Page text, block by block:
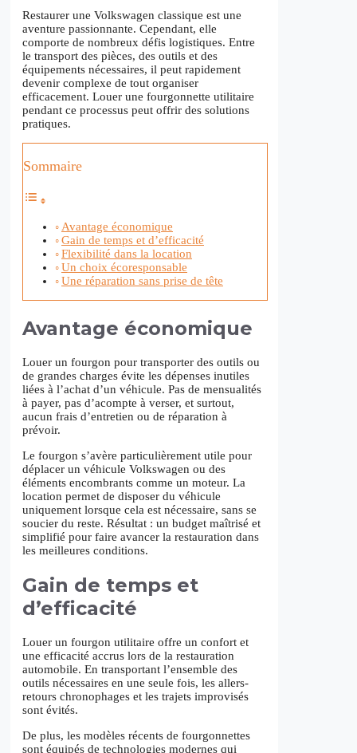
Restaurer une Volkswagen classique est une
aventure passionnante. Cependant, elle
comporte de nombreux défis logistiques. Entre
le transport des pièces, des outils et des
équipements nécessaires, il peut rapidement
devenir complexe de tout organiser
efficacement. Louer une fourgonnette utilitaire
pendant ce processus peut offrir des solutions
pratiques.
Sommaire
Avantage économique
Gain de temps et d’efficacité
Flexibilité dans la location
Un choix écoresponsable
Une réparation sans prise de tête
Avantage économique
Louer un fourgon pour transporter des outils ou
de grandes charges évite les dépenses inutiles
liées à l’achat d’un véhicule. Pas de mensualités
à payer, pas d’acompte à verser, et surtout,
aucun frais d’entretien ou de réparation à
prévoir.
Le fourgon s’avère particulièrement utile pour
déplacer un véhicule Volkswagen ou des
éléments encombrants comme un moteur. La
location permet de disposer du véhicule
uniquement lorsque cela est nécessaire, sans se
soucier du reste. Résultat : un budget maîtrisé et
simplifié pour faire avancer la restauration dans
les meilleures conditions.
Gain de temps et
d’efficacité
Louer un fourgon utilitaire offre un confort et
une efficacité accrus lors de la restauration
automobile. En transportant l’ensemble des
outils nécessaires en une seule fois, les allers-
retours chronophages et les trajets improvisés
sont évités.
De plus, les modèles récents de fourgonnettes
sont équipés de technologies modernes qui